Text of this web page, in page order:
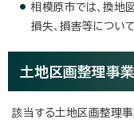
相模原市では、換地
損失、損害等につい
土地区画整理事
該当する土地区画整理事